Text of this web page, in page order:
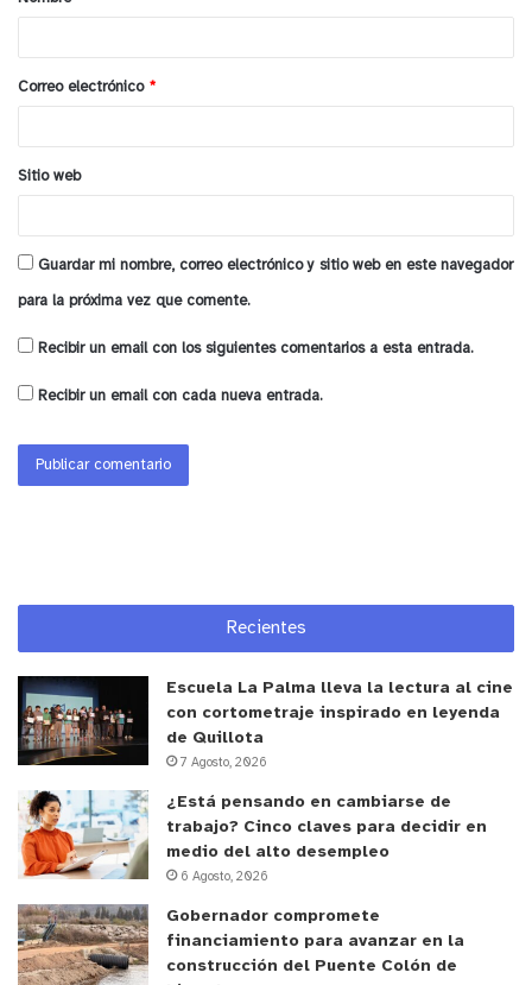
Lunes 5 de enero / 17:30 hrs. / Lugar: Teatro del
Montaje: O Pregador – Teatro Foro Antirracista
Compañía: Centro do teatro do oprimido CTO
Martes 6 de enero / 18:00 hrs. / Lugar: Sala
Estudio
Montaje: Mujer / Cuerpo / Memoria
Miércoles 7 de enero / 18:00 hrs. / Lugar: Sala
Personas Oprimidas (Chile).
Estudio
Montaje: Balaio de Gado
Compañía: Grupo Levante de Teatro do Oprimido
(Brasil).
Viernes 9 de enero / 18:00 hrs. / Lugar: Sala
Estudio
Montaje:Obligada a Sonreír
Compañía: Incómodas (Argentina).
*
Correo electrónico *
Sitio web
Guardar mi nombre, correo electrónico y sitio web en este navegador
para la próxima vez que comente.
Recibir un email con los siguientes comentarios a esta entrada.
Recibir un email con cada nueva entrada.
Recientes
Escuela La Palma lleva la lectura al cine
con cortometraje inspirado en leyenda
de Quillota
7 Agosto, 2026
¿Está pensando en cambiarse de
trabajo? Cinco claves para decidir en
medio del alto desempleo
6 Agosto, 2026
Gobernador compromete
financiamiento para avanzar en la
construcción del Puente Colón de